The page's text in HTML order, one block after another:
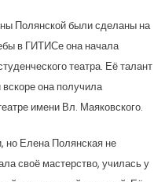
Полянской были сделаны на
в ГИТИСе она начала
театра. Её талант
она получила
имени Вл. Маяковского.
но Елена Полянская не
своё мастерство, училась у